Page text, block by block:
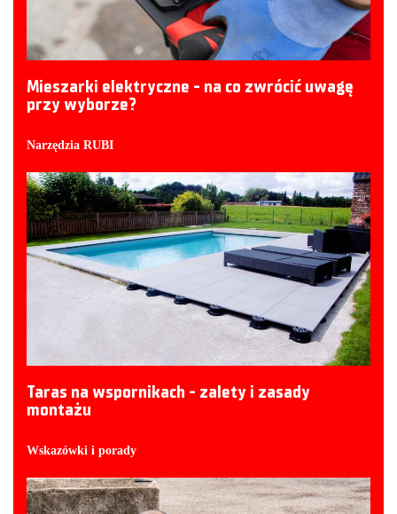
Mieszarki elektryczne - na co zwrócić uwagę
przy wyborze?
Narzędzia RUBI
Taras na wspornikach - zalety i zasady
montażu
Wskazówki i porady